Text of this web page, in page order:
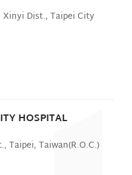
Xinyi Dist., Taipei City
HOSPITAL
Taipei, Taiwan(R.O.C.)